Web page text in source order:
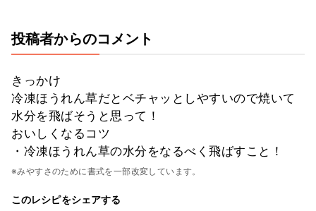
投稿者からのコメント
きっかけ
冷凍ほうれん草だとベチャッとしやすいので焼いて
水分を飛ばそうと思って！
おいしくなるコツ
・冷凍ほうれん草の水分をなるべく飛ばすこと！
※みやすさのために書式を一部改変しています。
このレシピをシェアする